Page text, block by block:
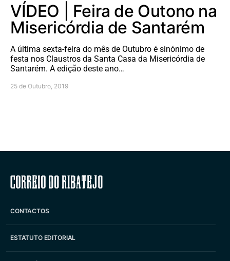
VÍDEO | Feira de Outono na
Misericórdia de Santarém
A última sexta-feira do mês de Outubro é sinónimo de
festa nos Claustros da Santa Casa da Misericórdia de
Santarém. A edição deste ano…
25 de Outubro, 2019
Correio do Ribatejo
CONTACTOS
ESTATUTO EDITORIAL